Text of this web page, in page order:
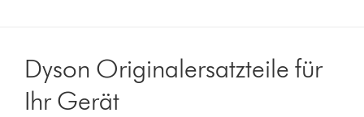
Dyson Originalersatzteile für
Ihr Gerät